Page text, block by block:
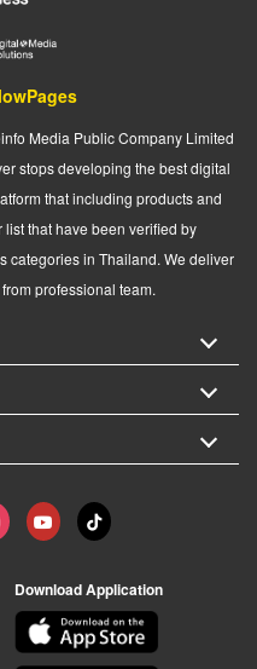
Media Public Company Limited
stops developing the best digital
that including products and
that have been verified by
categories in Thailand. We deliver
professional team.
Download Application